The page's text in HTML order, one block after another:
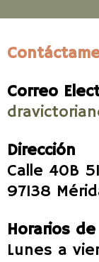
Correo
Dirección
Calle 40B
97138
Horarios
Lunes a